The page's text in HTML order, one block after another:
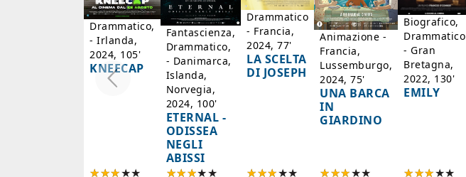
Drammatico,
- Irlanda,
2024, 105'
KNEECAP
Fantascienza,
Drammatico,
- Danimarca,
Islanda,
Norvegia,
2024, 100'
ETERNAL -
ODISSEA
NEGLI
ABISSI
Drammatico
- Francia,
2024, 77'
LA SCELTA
DI JOSEPH
Animazione -
Francia,
Lussemburgo,
2024, 75'
UNA BARCA
IN
GIARDINO
Biografico,
Drammatico
- Gran
Bretagna,
2022, 130'
EMILY